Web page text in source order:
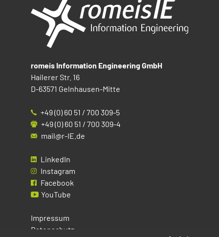
romeis Information Engineering GmbH
Hailerer Str. 16
D-63571 Gelnhausen-Mitte
+49 (0) 60 51 / 700 309-5
+49 (0) 60 51 / 700 309-4
mail@r-IE.de
LinkedIn
Instagram
Facebook
YouTube
Impressum
Datenschutz